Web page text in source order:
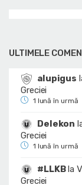
ULTIMELE
alupigus
Greciei
1 lună în urmă
Delekon
Greciei
1 lună în urmă
#LLKBla
Greciei